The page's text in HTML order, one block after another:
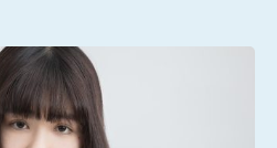
生専用ページ
問い合わせ
ポリシー・免責事項